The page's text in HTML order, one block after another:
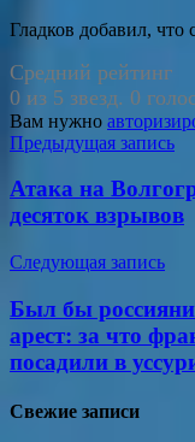
Гладков добавил, что
Средний рейтинг
0 из 5 звезд. 0
Вам нужно
Навигация
по
записям
Предыдущая запись
Атака на
десяток взрывов
Следующая запись
Был бы
арест: за что
посадили в
Свежие записи